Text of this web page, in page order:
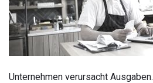
Unternehmen verursacht Ausgaben.